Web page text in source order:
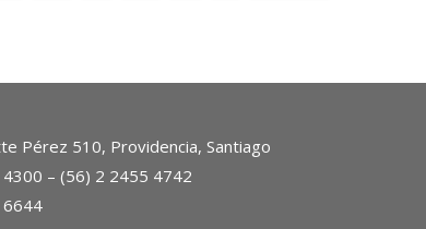
Pérez 510, Providencia, Santiago
– (56) 2 2455 4742